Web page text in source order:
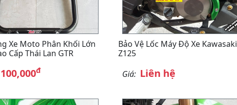
Xe Moto Phân Khối Lớn
Cấp Thái Lan GTR
đ
Bảo Vệ Lốc Máy Độ Xe Kawasaki
Z125
Giá: Liên hệ